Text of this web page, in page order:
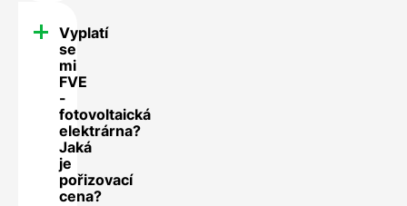
Vyplatí
se
mi
FVE
-
fotovoltaická
elektrárna?
Jaká
je
pořizovací
cena?